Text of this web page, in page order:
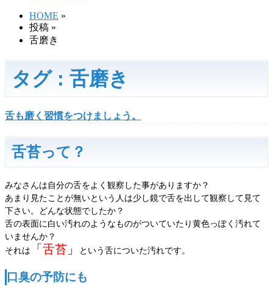
HOME »
投稿 »
舌磨き
タグ : 舌磨き
舌も磨く習慣をつけましょう。
舌苔って？
みなさんは自分の舌をよく観察した事がありますか？
あまり見たことが無いという人は少し鏡で舌を出して観察して見て
下さい。どんな状態でしたか？
舌の表面に白い汚れのようなものがついていたり黄色っぽく汚れて
いませんか？
それは
「 舌苔 」 という舌についた汚れです。
口臭の予防にも